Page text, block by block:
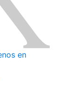
en